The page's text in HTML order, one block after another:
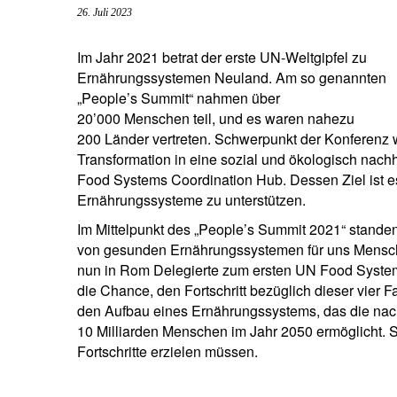
brazil.
Unternehmer.26. Juli 2023
Im Jahr 2021 betrat der erste UN-Weltgipfel zu
Ernährungssystemen Neuland. Am so genannten
„People’s Summit“ nahmen über
20’000 Menschen teil, und es waren nahezu
200 Länder vertreten. Schwerpunkt der
Transformation in eine sozial und ökologisch
Food Systems Coordination Hub. Dessen Ziel ist
Ernährungssysteme zu unterstützen.
Im Mittelpunkt des „People’s Summit 2021“
von gesunden Ernährungssystemen für uns
nun in Rom Delegierte zum ersten UN Food
die Chance, den Fortschritt bezüglich dieser vier
den Aufbau eines Ernährungssystems, das die
10 Milliarden Menschen im Jahr 2050
Fortschritte erzielen müssen.